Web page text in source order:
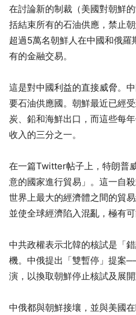
在討論新的制裁（美國對朝鮮
括結束所有的石油供應，禁止
超過5萬名朝鮮人在中國和俄
有的金融交易。
這是對中國利益的直接威脅。
要石油供應國。朝鮮最近已經
炭、鉛和海鮮出口，而這些每
收入的三分之一。
在一篇Twitter帖子上，特朗普
意的國家進行貿易」。這一自
世界上最大的經濟體之間的貿
並使全球經濟陷入混亂，極有可
中共政權表示北韓的核試是「
機。中俄提出「雙暫停」提案
演，以換取朝鮮停止核試及展
中俄都與朝鮮接壤，並與美國